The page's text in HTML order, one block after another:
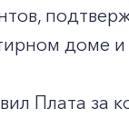
доме и
Плата за